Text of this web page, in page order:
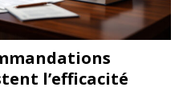
l’efficacité